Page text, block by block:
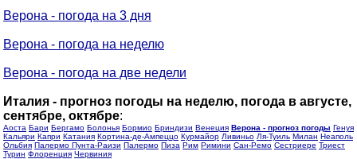
Верона - погода на 3 дня
Верона - погода на неделю
Верона - погода на две недели
Италия - прогноз погоды на неделю, погода в августе,
сентябре, октябре:
Аоста Бари Бергамо Болонья Бормио Бриндизи Венеция Верона - прогноз погоды Генуя
Кальяри Капри Катания Кортина-де-Ампеццо Курмайор Ливиньо Ля-Туиль Милан Неаполь
Ольбия Палермо Пунта-Раизи Палермо Пиза Рим Римини Сан-Ремо Сестриере Триест
Турин Флоренция Червиния